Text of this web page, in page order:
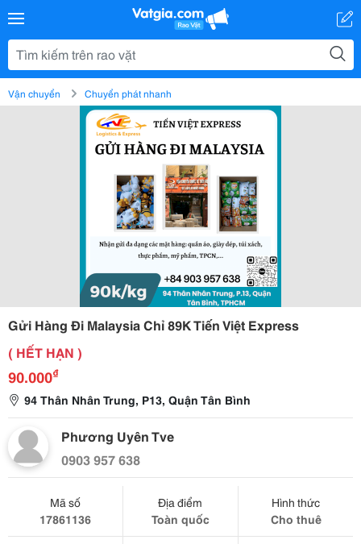
Vận chuyển Chuyển phát nhanh
Gửi Hàng Đi Malaysia Chỉ 89K Tiến Việt Express
( HẾT HẠN )
90.000₫
94 Thân Nhân Trung, P13, Quận Tân Bình
Phương Uyên Tve
0903 957 638
Mã số
17861136
Địa điểm
Toàn quốc
Hình thức
Cho thuê